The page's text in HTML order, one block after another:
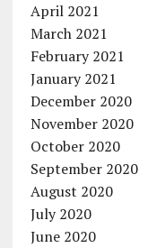
April 2021
March 2021
February 2021
January 2021
December 2020
November 2020
October 2020
September 2020
August 2020
July 2020
June 2020